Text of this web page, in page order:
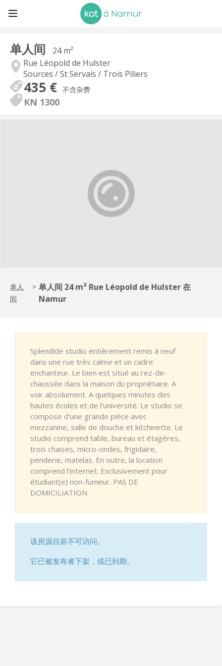
单人间
24 m²
Rue Léopold de Hulster
Sources / St Servais / Trois Piliers
435 € 不含杂费
KN 1300
单人
间
> 单人间 24 m² Rue Léopold de Hulster 在
Namur
Splendide studio entièrement remis à neuf
dans une rue très calme et un cadre
enchanteur. Le bien est situé au rez-de-
chaussée dans la maison du propriétaire. A
voir absolument. A quelques minutes des
hautes écoles et de l'université. Le studio se
compose d'une grande pièce avec
mezzanine, salle de douche et kitchinette. Le
studio comprend table, bureau et étagères,
trois chaises, micro-ondes, frigidaire,
penderie, matelas. En outre, la location
comprend l'internet. Exclusivement pour
étudiant(e) non-fumeur. PAS DE
DOMICILIATION.
该房源目前不可访问。
它已被发布者下架，或已到期。